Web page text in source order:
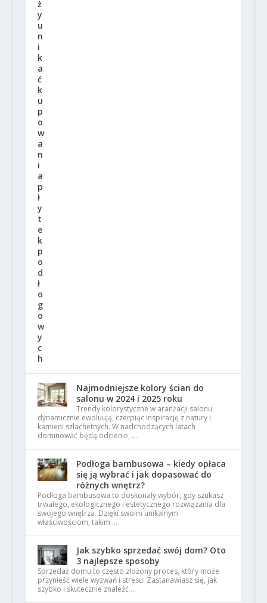
Najmodniejsze kolory ścian do
salonu w 2024 i 2025 roku
Trendy kolorystyczne w aranżacji salonu
dynamicznie ewoluują, czerpiąc inspirację z natury i
kamieni szlachetnych. W nadchodzących latach
dominować będą odcienie, …
Podłoga bambusowa – kiedy opłaca
się ją wybrać i jak dopasować do
różnych wnętrz?
Podłoga bambusowa to doskonały wybór, gdy szukasz
trwałego, ekologicznego i estetycznego rozwiązania dla
swojego wnętrza. Dzięki swoim unikalnym
właściwościom, takim …
Jak szybko sprzedać swój dom? Oto
3 najlepsze sposoby
Sprzedaż domu to często złożony proces, który może
przynieść wiele wyzwań i stresu. Zastanawiasz się, jak
szybko i skutecznie znaleźć …